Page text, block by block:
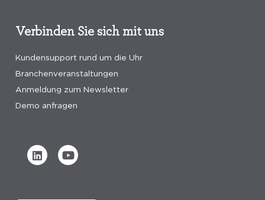
Verbinden Sie sich mit uns
Kundensupport rund um die Uhr
Branchenveranstaltungen
Anmeldung zum Newsletter
Demo anfragen